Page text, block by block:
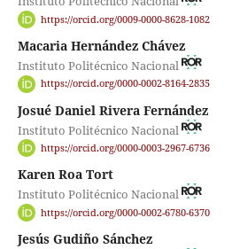
https://orcid.org/0009-0000-8628-1082
Macaria Hernández Chávez
Instituto Politécnico Nacional
https://orcid.org/0000-0002-8164-2835
Josué Daniel Rivera Fernández
Instituto Politécnico Nacional
https://orcid.org/0000-0003-2967-6736
Karen Roa Tort
Instituto Politécnico Nacional
https://orcid.org/0000-0002-6780-6370
Jesús Gudiño Sánchez